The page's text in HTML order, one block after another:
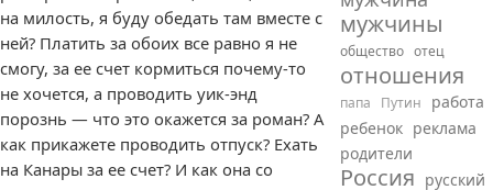
на милость, я буду обедать там вместе с
ней? Платить за обоих все равно я не
смогу, за ее счет кормиться почему-то
не хочется, а проводить уик-энд
порознь — что это окажется за роман? А
как прикажете проводить отпуск? Ехать
на Канары за ее счет? И как она со
мужчины
общество отец
отношения
папа Путин
работа
ребенок реклама
родители
Россия русский